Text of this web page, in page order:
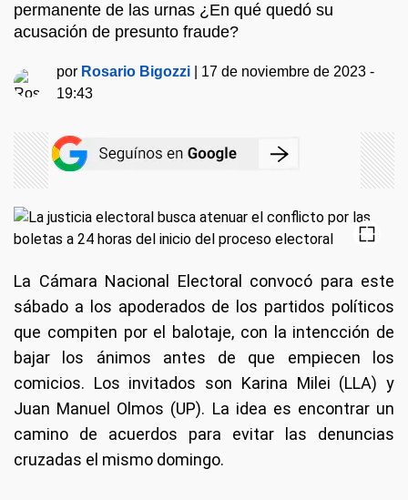
permanente de las urnas ¿En qué quedó su
acusación de presunto fraude?
por Rosario Bigozzi
17 de noviembre de 2023 -
19:43
La Cámara Nacional Electoral convocó para este
sábado a los apoderados de los partidos políticos
que compiten por el balotaje, con la intencción de
bajar los ánimos antes de que empiecen los
comicios. Los invitados son Karina Milei (LLA) y
Juan Manuel Olmos (UP). La idea es encontrar un
camino de acuerdos para evitar las denuncias
cruzadas el mismo domingo.